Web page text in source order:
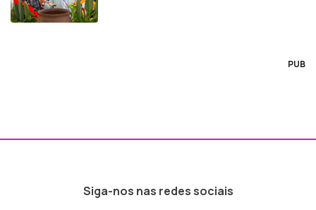
PUB
Siga-nos nas redes sociais